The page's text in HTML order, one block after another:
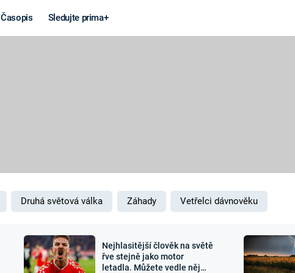
Časopis Sledujte prima+
MARS
Záhady a
Zajímavosti
Druhá světová válka Záhady Vetřelci dávnověku
Nejhlasitější člověk na světě
řve stejně jako motor
letadla. Můžete vedle něj